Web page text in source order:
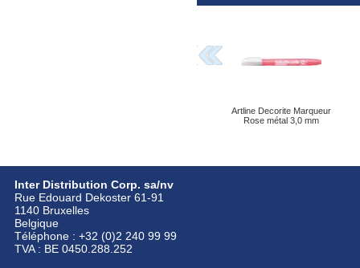
Artline Decorite Marqueur
Rose métal 3,0 mm
Inter Distribution Corp. sa/nv
Rue Edouard Dekoster 61-91
1140 Bruxelles
Belgique
Téléphone : +32 (0)2 240 99 99
TVA : BE 0450.288.252